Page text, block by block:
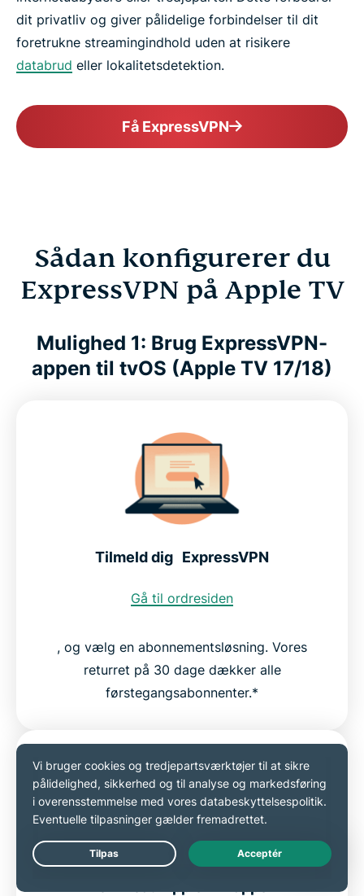
dit privatliv og giver pålidelige forbindelser til dit
foretrukne streamingindhold uden at risikere
databrud eller lokalitetsdetektion.
Få ExpressVPN
Sådan konfigurerer du
ExpressVPN på Apple TV
Mulighed 1: Brug ExpressVPN-
appen til tvOS (Apple TV 17/18)
Tilmeld dig ExpressVPN
Gå til ordresiden
, og vælg en abonnementsløsning. Vores
returret på 30 dage dækker alle
førstegangsabonnenter.*
Live Chat